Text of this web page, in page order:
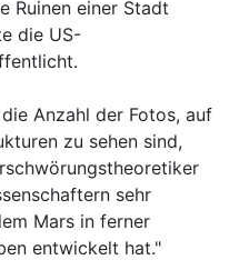
Ruinen einer Stadt
die US-
Anzahl der Fotos, auf
zu sehen sind,
sehr
Mars in ferner
entwickelt hat."